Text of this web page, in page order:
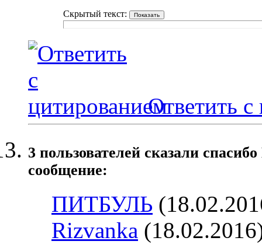
Скрытый текст:
Ответить с
3 пользователей сказали
сообщение:
ПИТБУЛЬ
Rizvanka